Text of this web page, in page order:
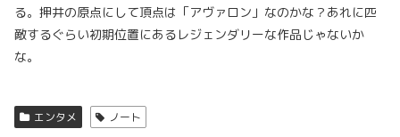
る。押井の原点にして頂点は「アヴァロン」なのかな？あれに匹
敵するぐらい初期位置にあるレジェンダリーな作品じゃないか
な。
エンタメ ノート